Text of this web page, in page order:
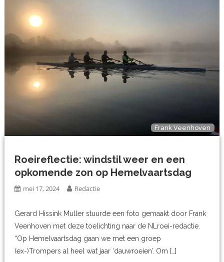
Frank Veenhoven
Roeireflectie: windstil weer en een
opkomende zon op Hemelvaartsdag
mei 17, 2024 Redactie
Gerard Hissink Muller stuurde een foto gemaakt door Frank
Veenhoven met deze toelichting naar de NLroei-redactie.
“Op Hemelvaartsdag gaan we met een groep
(ex-)Trompers al heel wat jaar ‘dauwroeien’. Om […]